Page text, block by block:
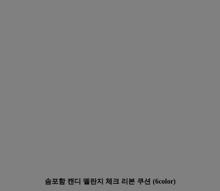
솜포함 캔디 멜란지 체크 리본 쿠션 (6color)